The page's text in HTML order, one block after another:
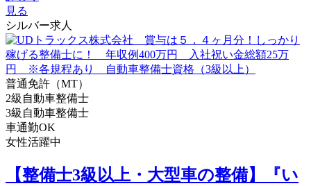
見る
シルバー求人
普通免許（MT）
2級自動車整備士
3級自動車整備士
車通勤OK
女性活躍中
【整備士3級以上・大型車の整備】『い